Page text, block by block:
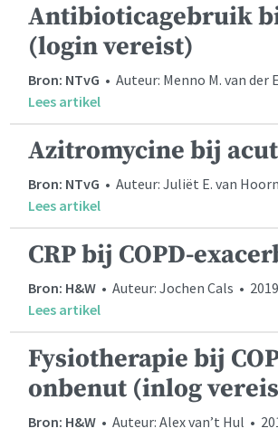
Antibioticagebruik
(login vereist)
Bron: NTvG • Auteur: Menno M. van
Lees artikel
Azitromycine bij
Bron: NTvG • Auteur: Juliët E. van
Lees artikel
CRP bij COPD-
Bron: H&W • Auteur: Jochen Cals •
Lees artikel
Fysiotherapie bij
onbenut (inlog
Bron: H&W • Auteur: Alex van’t Hul •